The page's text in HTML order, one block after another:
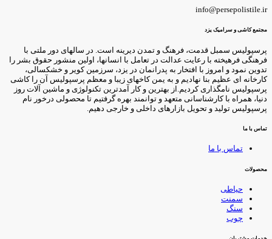
کاشی و سرامیک یزد
سمبل قدمت، فرهنگ و تمدن دیرینه است. در سالهای دور ملتی با
فرهیخته با رعایت عدالت در تعامل با انسانها، اولین منشور حقوق بشر را
نمود و امروز با افتخار به پدرانمان در یزد، سرزمین کویر و خشکسالی،
ای عظیم بنا نهادیم و به یمن کاخهای زیبا و معظم پرسپولیس آن را کاشی
نامگذاری کردیم.از بهترین و کار آمدترین تکنولوژی و ماشین آلات روز
همراه با کارشناسانی متعهد و توانمند بهره گرفتیم تا محصولی درخور نام
تولید و تحویل بازارهای داخلی و خارجی دهیم.
با ما
تماس با ما
حیاطی
سمنت
سنگ
چوب